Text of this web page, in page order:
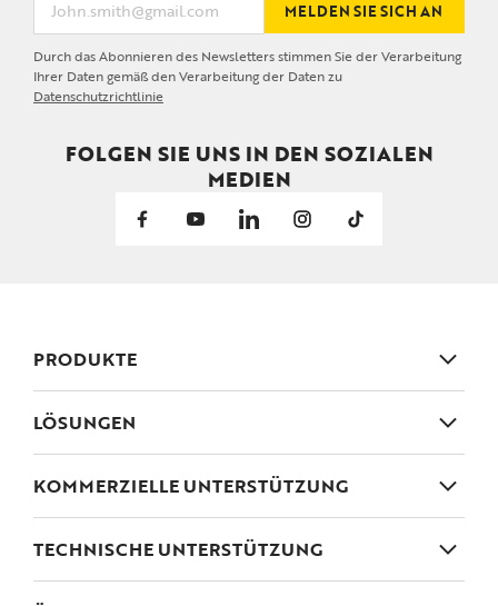
MELDEN SIE SICH AN
Durch das Abonnieren des Newsletters stimmen Sie der Verarbeitung
Ihrer Daten gemäß den Verarbeitung der Daten zu
Datenschutzrichtlinie
FOLGEN SIE UNS IN DEN SOZIALEN
MEDIEN
PRODUKTE
Gartenanschlüsse
Scharniere, schließungen
Schrauben
Regale
LÖSUNGEN
KOMMERZIELLE UNTERSTÜTZUNG
Verkaufsorganisation
TECHNISCHE UNTERSTÜTZUNG